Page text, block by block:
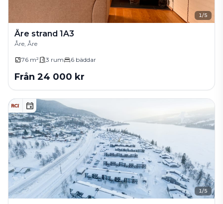
1/5
Åre strand 1A3
Åre, Åre
76 m² 3 rum 6 bäddar
Från 24 000 kr
1/5